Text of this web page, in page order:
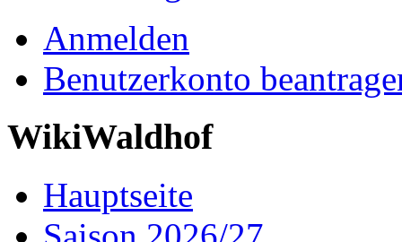
Anmelden
Benutzerkonto
WikiWaldhof
Hauptseite